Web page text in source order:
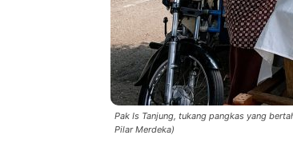
Pak Is Tanjung, tukang pangkas yang
Pilar Merdeka)